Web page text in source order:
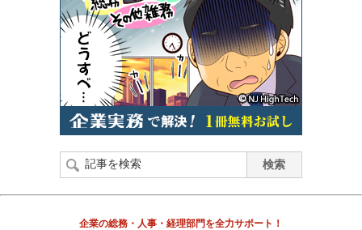
企業の総務・人事・経理部門を全力サポート！